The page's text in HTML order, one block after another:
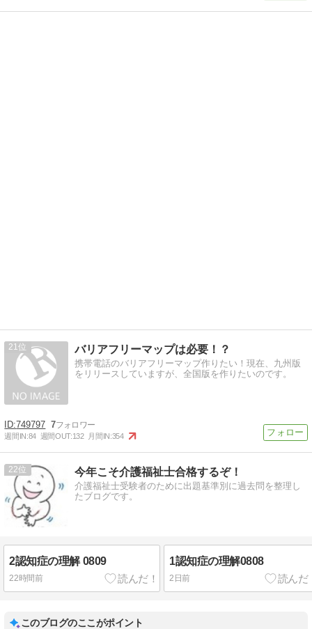
21 バリアフリーマップは必要！？
携帯電話のバリアフリーマップ作りたい！現在、九州版
をリリースしていますが、全国版を作りたいのです。
749797 7
週間IN:84 週間OUT:132 月間IN:354
22 今年こそ介護福祉士合格するぞ！
介護福祉士受験者のために出題基準別に過去問を整理し
たブログです。
2認知症の理解 0809
22時間前
1認知症の理解0808
2日前
このブログのここがポイント